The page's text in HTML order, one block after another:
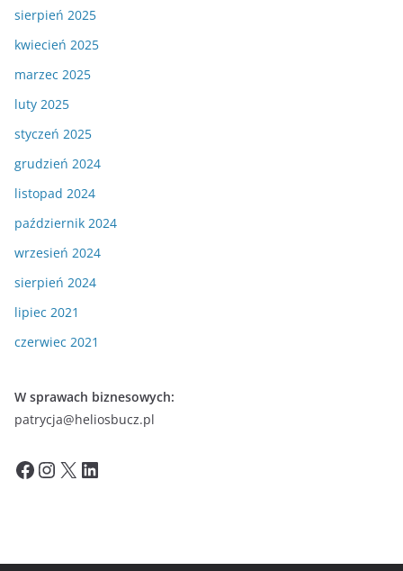
sierpień 2025
kwiecień 2025
marzec 2025
luty 2025
styczeń 2025
grudzień 2024
listopad 2024
październik 2024
wrzesień 2024
sierpień 2024
lipiec 2021
czerwiec 2021
W sprawach biznesowych:
patrycja@heliosbucz.pl
Facebook InstagramX LinkedIn